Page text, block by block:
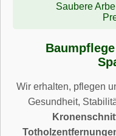
Saubere
Wir erhalten, pflegen
Gesundheit,